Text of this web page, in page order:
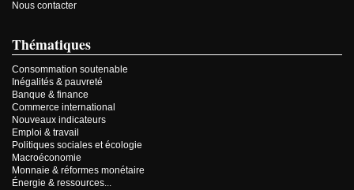
Nous contacter
Thématiques
Consommation soutenable
Inégalités & pauvreté
Banque & finance
Commerce international
Nouveaux indicateurs
Emploi & travail
Politiques sociales et écologie
Macroéconomie
Monnaie & réformes monétaire
Énergie & ressources...